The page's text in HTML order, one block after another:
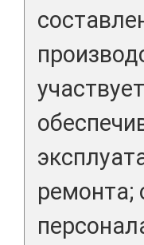
ремонта;